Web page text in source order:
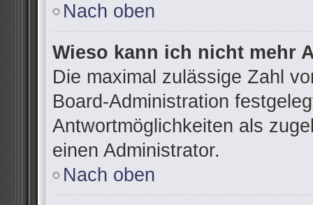
Nach oben
Wieso kann ich nicht mehr
Die maximal zulässige Zahl
Board-Administration
Antwortmöglichkeiten als
einen Administrator.
Nach oben